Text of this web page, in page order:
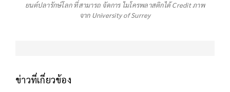
ยนต์ปลารักษ์โลก ที่สามารถ จัดการ ไมโครพลาสติกได้ Credit ภาพ
จาก University of Surrey
ข่าวที่เกี่ยวข้อง